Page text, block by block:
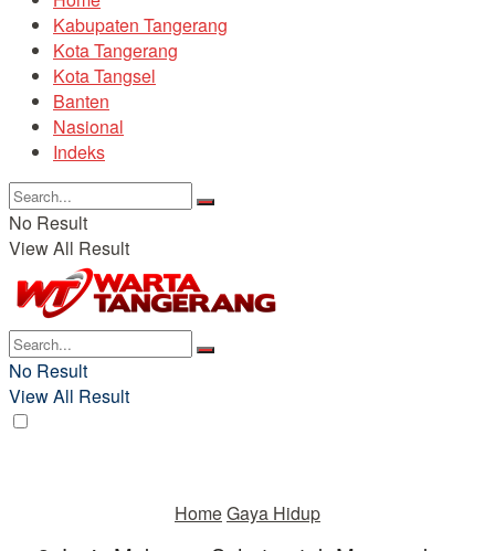
Kabupaten Tangerang
Kota Tangerang
Kota Tangsel
Banten
Nasional
Indeks
No Result
View All Result
No Result
View All Result
HomeGaya Hidup